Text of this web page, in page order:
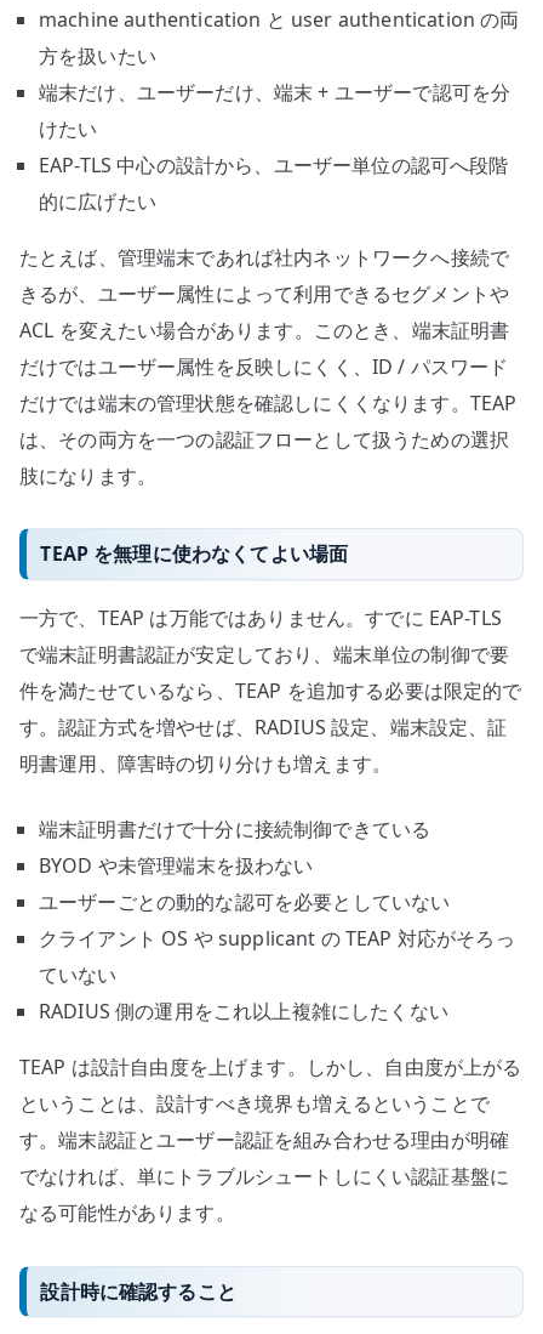
machine authentication と user authentication の両
方を扱いたい
端末だけ、ユーザーだけ、端末 + ユーザーで認可を分
けたい
EAP-TLS 中心の設計から、ユーザー単位の認可へ段階
的に広げたい
たとえば、管理端末であれば社内ネットワークへ接続で
きるが、ユーザー属性によって利用できるセグメントや
ACL を変えたい場合があります。このとき、端末証明書
だけではユーザー属性を反映しにくく、ID / パスワード
だけでは端末の管理状態を確認しにくくなります。TEAP
は、その両方を一つの認証フローとして扱うための選択
肢になります。
TEAP を無理に使わなくてよい場面
一方で、TEAP は万能ではありません。すでに EAP-TLS
で端末証明書認証が安定しており、端末単位の制御で要
件を満たせているなら、TEAP を追加する必要は限定的で
す。認証方式を増やせば、RADIUS 設定、端末設定、証
明書運用、障害時の切り分けも増えます。
端末証明書だけで十分に接続制御できている
BYOD や未管理端末を扱わない
ユーザーごとの動的な認可を必要としていない
クライアント OS や supplicant の TEAP 対応がそろっ
ていない
RADIUS 側の運用をこれ以上複雑にしたくない
TEAP は設計自由度を上げます。しかし、自由度が上がる
ということは、設計すべき境界も増えるということで
す。端末認証とユーザー認証を組み合わせる理由が明確
でなければ、単にトラブルシュートしにくい認証基盤に
なる可能性があります。
設計時に確認すること